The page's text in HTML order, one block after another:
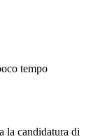
tempo
la candidatura di